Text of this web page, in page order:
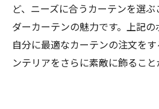
ど、ニーズに合うカーテンを選
ダーカーテンの魅力です。上記の
自分に最適なカーテンの注文を
ンテリアをさらに素敵に飾ること